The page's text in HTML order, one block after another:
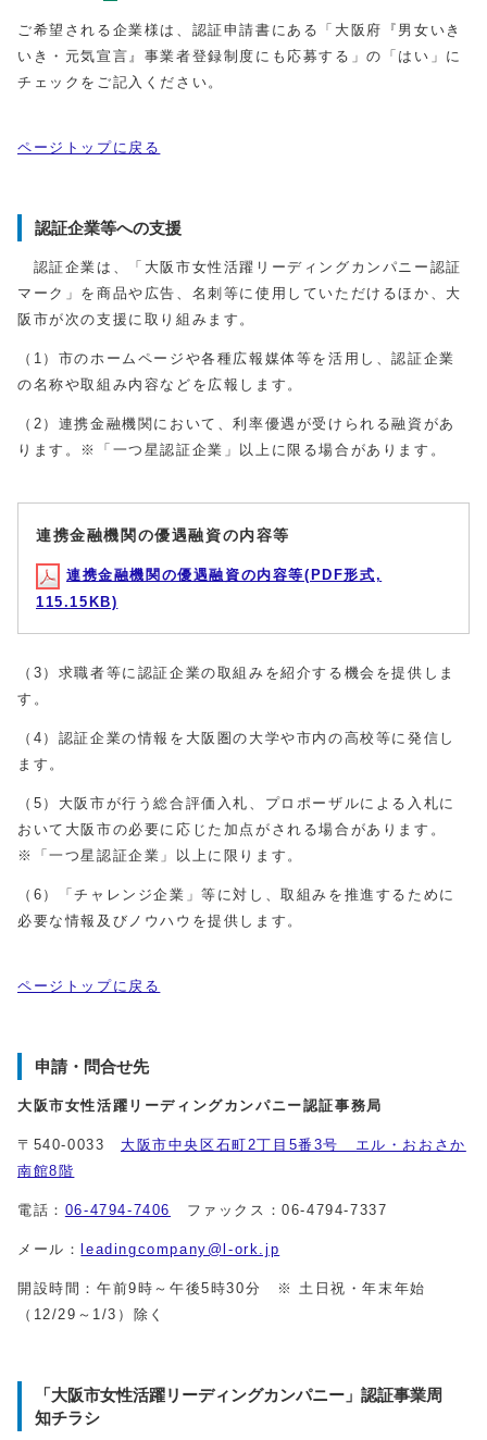
ご希望される企業様は、認証申請書にある「大阪府『男女いき
いき・元気宣言』事業者登録制度にも応募する」の「はい」に
チェックをご記入ください。
ページトップに戻る
認証企業等への支援
認証企業は、「大阪市女性活躍リーディングカンパニー認証
マーク」を商品や広告、名刺等に使用していただけるほか、大
阪市が次の支援に取り組みます。
（1）市のホームページや各種広報媒体等を活用し、認証企業
の名称や取組み内容などを広報します。
（2）連携金融機関において、利率優遇が受けられる融資があ
ります。※「一つ星認証企業」以上に限る場合があります。
連携金融機関の優遇融資の内容等
連携金融機関の優遇融資の内容等(PDF形式,
115.15KB)
（3）求職者等に認証企業の取組みを紹介する機会を提供しま
す。
（4）認証企業の情報を大阪圏の大学や市内の高校等に発信し
ます。
（5）大阪市が行う総合評価入札、プロポーザルによる入札に
おいて大阪市の必要に応じた加点がされる場合があります。
※「一つ星認証企業」以上に限ります。
（6）「チャレンジ企業」等に対し、取組みを推進するために
必要な情報及びノウハウを提供します。
ページトップに戻る
申請・問合せ先
大阪市女性活躍リーディングカンパニー認証事務局
〒540-0033 大阪市中央区石町2丁目5番3号 エル・おおさか
南館8階
電話： 06-4794-7406 ファックス：06-4794-7337
メール：leadingcompany@l-ork.jp
開設時間：午前9時～午後5時30分 ※ 土日祝・年末年始
（12/29～1/3）除く
「大阪市女性活躍リーディングカンパニー」認証事業周
知チラシ